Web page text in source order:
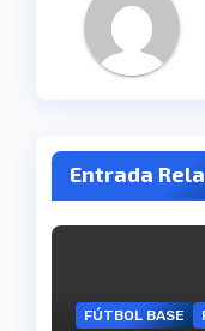
Entrada
FÚTBOL BASE